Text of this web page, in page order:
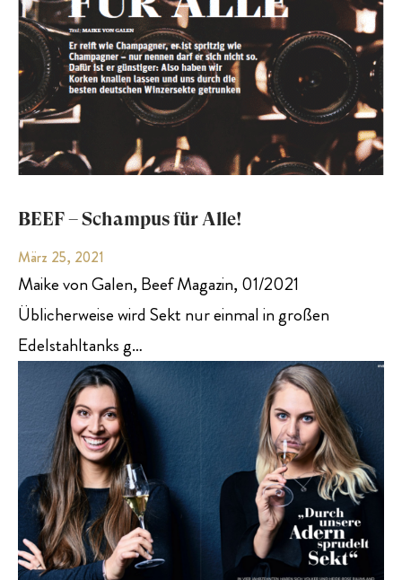
BEEF – Schampus für Alle!
März 25, 2021
Maike von Galen, Beef Magazin, 01/2021
Üblicherweise wird Sekt nur einmal in großen
Edelstahltanks g…